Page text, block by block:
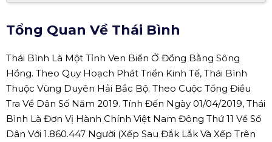
Tổng Quan Về Thái Bình
Thái Bình Là Một Tỉnh Ven Biển Ở Đồng Bằng Sông
Hồng. Theo Quy Hoạch Phát Triển Kinh Tế, Thái Bình
Thuộc Vùng Duyên Hải Bắc Bộ. Theo Cuộc Tổng Điều
Tra Về Dân Số Năm 2019. Tính Đến Ngày 01/04/2019, Thái
Bình Là Đơn Vị Hành Chính Việt Nam Đông Thứ 11 Về Số
Dân Với 1.860.447 Người (Xếp Sau Đắk Lắk Và Xếp Trên